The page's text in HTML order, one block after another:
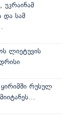
და სამ
ლიეტუვის
რუსულ